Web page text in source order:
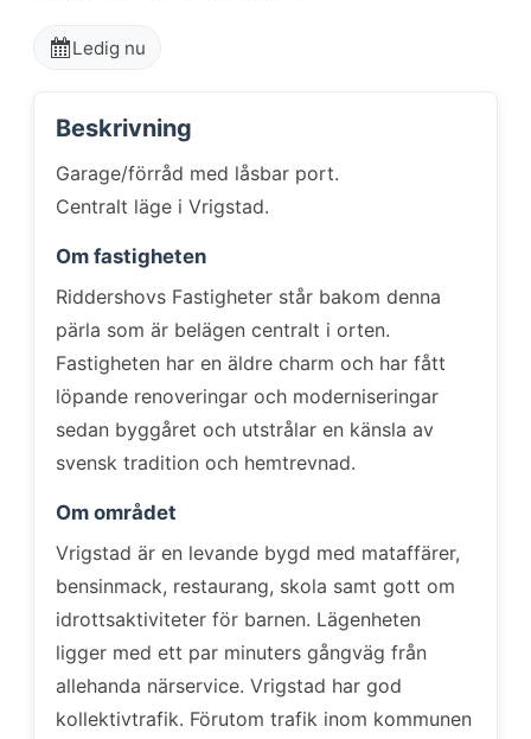
Ledig nu
Beskrivning
Garage/förråd med låsbar port.
Centralt läge i Vrigstad.
Om fastigheten
Riddershovs Fastigheter står bakom denna
pärla som är belägen centralt i orten.
Fastigheten har en äldre charm och har fått
löpande renoveringar och moderniseringar
sedan byggåret och utstrålar en känsla av
svensk tradition och hemtrevnad.
Om området
Vrigstad är en levande bygd med mataffärer,
bensinmack, restaurang, skola samt gott om
idrottsaktiviteter för barnen. Lägenheten
ligger med ett par minuters gångväg från
allehanda närservice. Vrigstad har god
kollektivtrafik. Förutom trafik inom kommunen